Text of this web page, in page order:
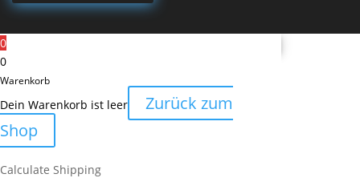
0
0
Warenkorb
Dein Warenkorb ist leer
Zurück zum
Shop
Calculate Shipping